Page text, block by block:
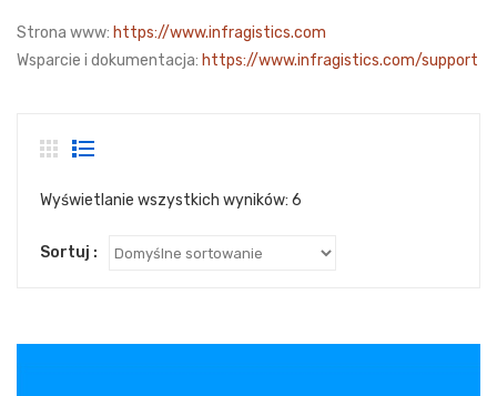
Strona www: https://www.infragistics.com
Wsparcie i dokumentacja: https://www.infragistics.com/support
Wyświetlanie wszystkich wyników: 6
Sortuj :